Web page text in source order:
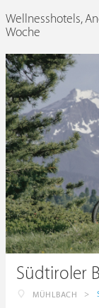
Wellnesshotels,
Woche
Südtiroler
MÜHLBACH >